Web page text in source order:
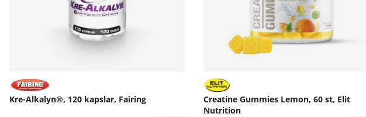
Kre-Alkalyn®, 120 kapslar, Fairing
Creatine Gummies Lemon, 60 st, Elit
Nutrition